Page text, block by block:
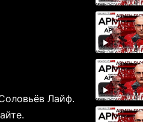
Лайф.